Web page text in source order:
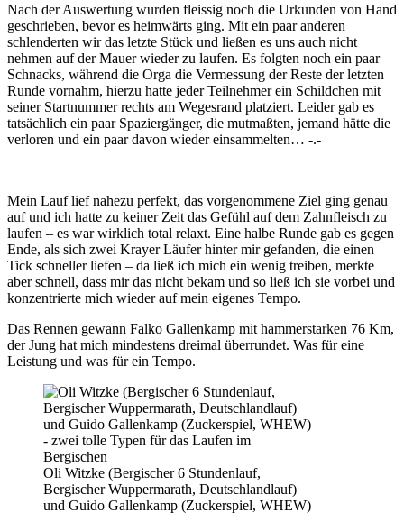
Nach der Auswertung wurden fleissig noch die Urkunden von Hand
geschrieben, bevor es heimwärts ging. Mit ein paar anderen
schlenderten wir das letzte Stück und ließen es uns auch nicht
nehmen auf der Mauer wieder zu laufen. Es folgten noch ein paar
Schnacks, während die Orga die Vermessung der Reste der letzten
Runde vornahm, hierzu hatte jeder Teilnehmer ein Schildchen mit
seiner Startnummer rechts am Wegesrand platziert. Leider gab es
tatsächlich ein paar Spaziergänger, die mutmaßten, jemand hätte die
verloren und ein paar davon wieder einsammelten… -.-
Mein Lauf lief nahezu perfekt, das vorgenommene Ziel ging genau
auf und ich hatte zu keiner Zeit das Gefühl auf dem Zahnfleisch zu
laufen – es war wirklich total relaxt. Eine halbe Runde gab es gegen
Ende, als sich zwei Krayer Läufer hinter mir gefanden, die einen
Tick schneller liefen – da ließ ich mich ein wenig treiben, merkte
aber schnell, dass mir das nicht bekam und so ließ ich sie vorbei und
konzentrierte mich wieder auf mein eigenes Tempo.
Das Rennen gewann Falko Gallenkamp mit hammerstarken 76 Km,
der Jung hat mich mindestens dreimal überrundet. Was für eine
Leistung und was für ein Tempo.
Oli Witzke (Bergischer 6 Stundenlauf,
Bergischer Wuppermarath, Deutschlandlauf)
und Guido Gallenkamp (Zuckerspiel, WHEW)